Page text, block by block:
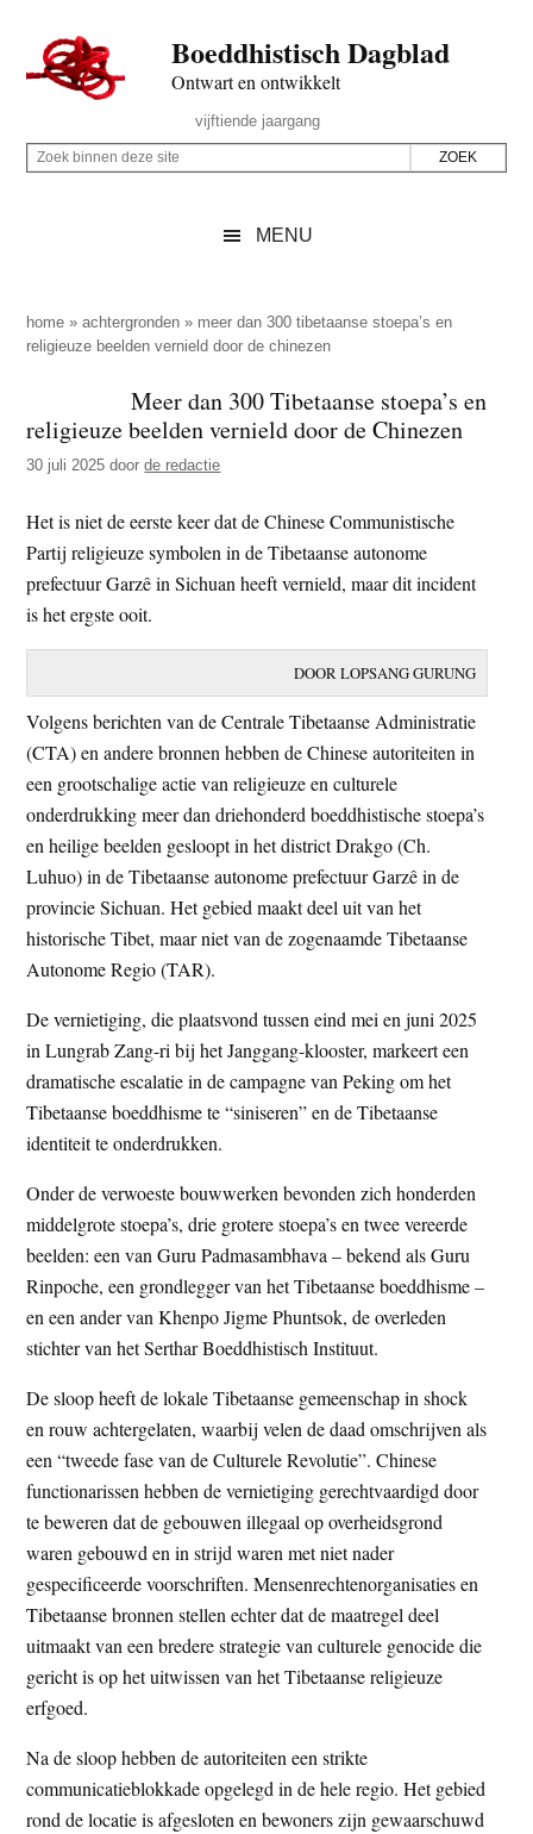
naar
de
inhoud
secondary
naar
de
sidebar
naar
de
Boeddhistisch Dagblad
Ontwart en ontwikkelt
Rechts
vijftiende jaargang
Z
p
d
z
e
i
t
e
Z
i
n
n
d
z
e
s
i
t
MENU
home »achtergronden » meer dan 300 tibetaanse stoepa’s en
religieuze beelden vernield door de chinezen
Meer dan 300 Tibetaanse stoepa’s en
religieuze beelden vernield door de Chinezen
30 juli 2025 doorde redactie
Het is niet de eerste keer dat de Chinese Communistische
Partij religieuze symbolen in de Tibetaanse autonome
prefectuur Garzê in Sichuan heeft vernield, maar dit incident
is het ergste ooit.
DOOR LOPSANG GURUNG
Volgens berichten van de Centrale Tibetaanse Administratie
(CTA) en andere bronnen hebben de Chinese autoriteiten in
een grootschalige actie van religieuze en culturele
onderdrukking meer dan driehonderd boeddhistische stoepa’s
en heilige beelden gesloopt in het district Drakgo (Ch.
Luhuo) in de Tibetaanse autonome prefectuur Garzê in de
provincie Sichuan. Het gebied maakt deel uit van het
historische Tibet, maar niet van de zogenaamde Tibetaanse
Autonome Regio (TAR).
De vernietiging, die plaatsvond tussen eind mei en juni 2025
in Lungrab Zang-ri bij het Janggang-klooster, markeert een
dramatische escalatie in de campagne van Peking om het
Tibetaanse boeddhisme te “siniseren” en de Tibetaanse
identiteit te onderdrukken.
Onder de verwoeste bouwwerken bevonden zich honderden
middelgrote stoepa’s, drie grotere stoepa’s en twee vereerde
beelden: een van Guru Padmasambhava – bekend als Guru
Rinpoche, een grondlegger van het Tibetaanse boeddhisme –
en een ander van Khenpo Jigme Phuntsok, de overleden
stichter van het Serthar Boeddhistisch Instituut.
De sloop heeft de lokale Tibetaanse gemeenschap in shock
en rouw achtergelaten, waarbij velen de daad omschrijven als
een “tweede fase van de Culturele Revolutie”. Chinese
functionarissen hebben de vernietiging gerechtvaardigd door
te beweren dat de gebouwen illegaal op overheidsgrond
waren gebouwd en in strijd waren met niet nader
gespecificeerde voorschriften. Mensenrechtenorganisaties en
Tibetaanse bronnen stellen echter dat de maatregel deel
uitmaakt van een bredere strategie van culturele genocide die
gericht is op het uitwissen van het Tibetaanse religieuze
erfgoed.
Na de sloop hebben de autoriteiten een strikte
communicatieblokkade opgelegd in de hele regio. Het gebied
rond de locatie is afgesloten en bewoners zijn gewaarschuwd